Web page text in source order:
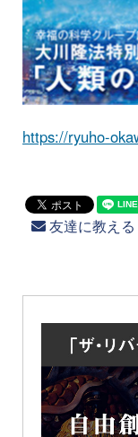
https://ryuho-
友達に教える